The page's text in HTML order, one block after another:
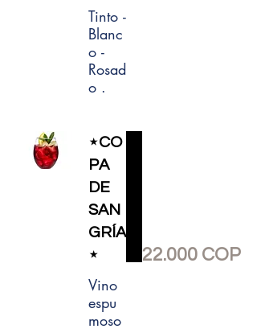
Tinto -
Blanc
o -
Rosad
o .
⋆CO
PA
DE
SAN
GRÍA
⋆
Vino
espu
moso
22.000 COP